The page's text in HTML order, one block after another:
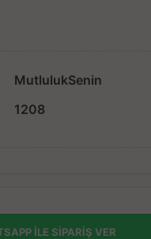
MutlulukSenin
1208
İLE SİPARİŞ VER